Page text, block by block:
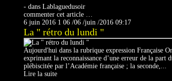
- dans Lablaguedusoir
commenter cet article …
6 juin 2016 1 06 /06 /juin /2016 09:17
La " rétro du lundi "
Aujourd'hui dans la rubrique expression Française
exprimant la reconnaissance d’une erreur de la
plébiscitée par l’Académie française ; la seconde,...
Lire la suite